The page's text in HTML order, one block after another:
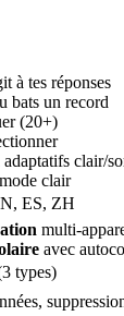
à tes réponses
bats un record
(20+)
adaptatifs clair/
clair
ES, ZH
multi-
avec
types)